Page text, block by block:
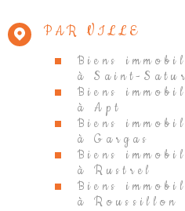
PAR VILLE
Biens
à Saint-
Biens
à Apt
Biens
à Gargas
Biens
à Rustrel
Biens
à Roussillon